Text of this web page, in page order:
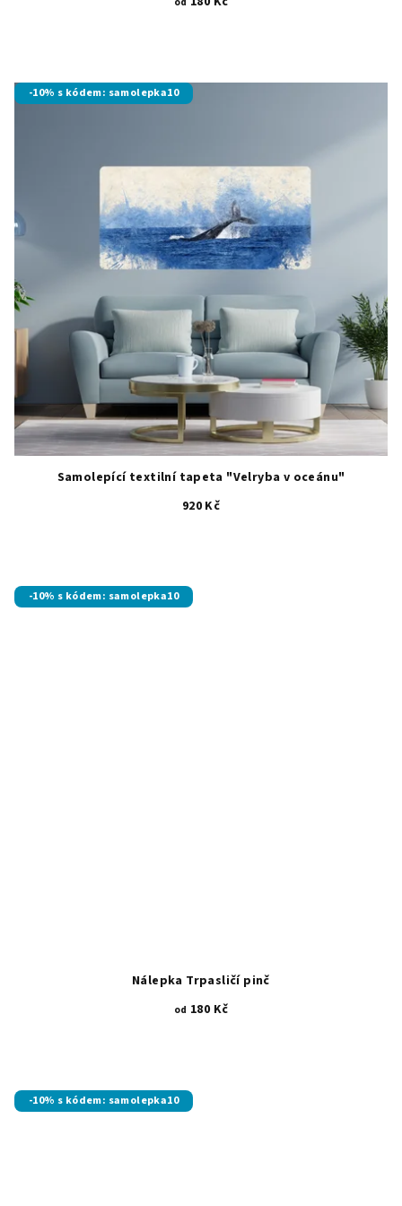
-10% s kódem: samolepka10
Samolepící textilní tapeta "Velryba v oceánu"
920 Kč
-10% s kódem: samolepka10
Nálepka Trpasličí pinč
od 180 Kč
-10% s kódem: samolepka10